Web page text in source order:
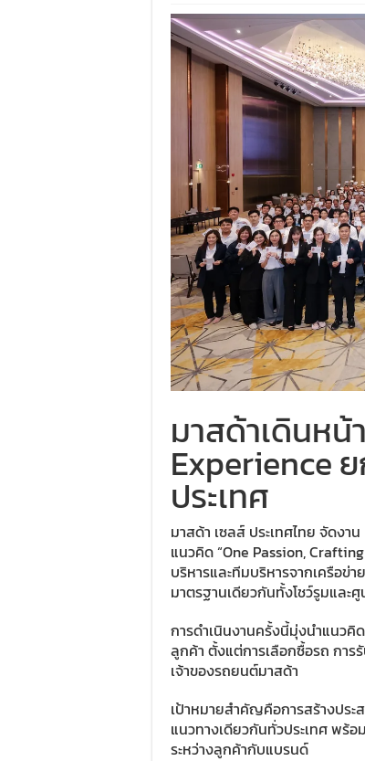
มาสด้าเดินหน้
Experience
ประเทศ
มาสด้า เซลส์ ประเทศไทย จัดง
แนวคิด “One Passion,
บริหารและทีมบริหารจากเครือข่
มาตรฐานเดียวกันทั้งโชว์รูมและ
การดำเนินงานครั้งนี้มุ่งนำแนว
ลูกค้า ตั้งแต่การเลือกซื้อรถ การ
เจ้าของรถยนต์มาสด้า
เป้าหมายสำคัญคือการสร้างปร
แนวทางเดียวกันทั่วประเทศ พร้
ระหว่างลูกค้ากับแบรนด์